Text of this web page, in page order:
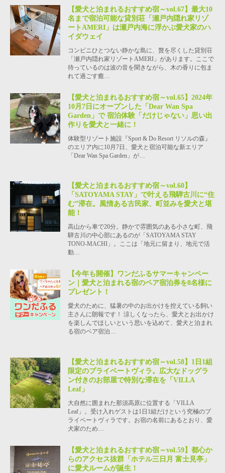
【愛犬と泊まれるおすすめ宿～vol.67】最大10
名まで宿泊可能な貸別荘「瀬戸内隠れ家リゾ
ートAMERI」は瀬戸内海に浮かぶ愛犬家のハ
イダウェイ
コンビニひとつない静かな島に、贅を尽くした貸別荘
「瀬戸内隠れ家リゾートAMERI」があります。ここで
待っているのは波の音を聞きながら、木の香りに包ま
れて過ごす癒…
【愛犬と泊まれるおすすめ宿～vol.65】2024年
10月7日にオープンした「Dear Wan Spa
Garden」で 宿泊体験「だけじゃない」思い出
作りを愛犬と一緒に！
体験型リゾート施設『Sport & Do Resort リソルの森』
のエリア内に10月7日、愛犬と宿泊可能な新エリア
「Dear Wan Spa Garden」が…
【愛犬と泊まれるおすすめ宿～vol.60】
「SATOYAMA STAY」で叶える飛騨古川に“住
む”滞在。風情ある古民家、町並みを愛犬と堪
能！
高山から車で20分。静かで雰囲気のある小さな町、飛
騨古川の中心部にあるのが「SATOYAMA STAY
TONO-MACHI」。ここは「地元に留まり、地元で活
動…
【今年も開催】ワンだふるサマーキャンペー
ン｜愛犬と泊まれる宿のペア宿泊券を8名様に
プレゼント！
愛犬のために、猛暑の中のお出かけを控えている飼い
主さんに朗報です！ 涼しくなったら、愛犬とお出かけ
を楽しんでほしいという思いを込めて、愛犬と泊まれ
る宿のペア宿泊…
【愛犬と泊まれるおすすめ宿～vol.58】1日1組
限定のプライベートヴィラ。広大なドッグラ
ン付きのお部屋で特別な滞在を「VILLA
Leaf」
大自然に囲まれた那須高原に位置する「VILLA
Leaf」。受け入れゲストは1日1組だけという究極のプ
ライベートヴィラです。お宿の名前にあるとおり、愛
犬家のため…
【愛犬と泊まれるおすすめ宿～vol.59】都心か
らのアクセス抜群「ホテル三日月 富士見亭」
に愛犬ルームが誕生！